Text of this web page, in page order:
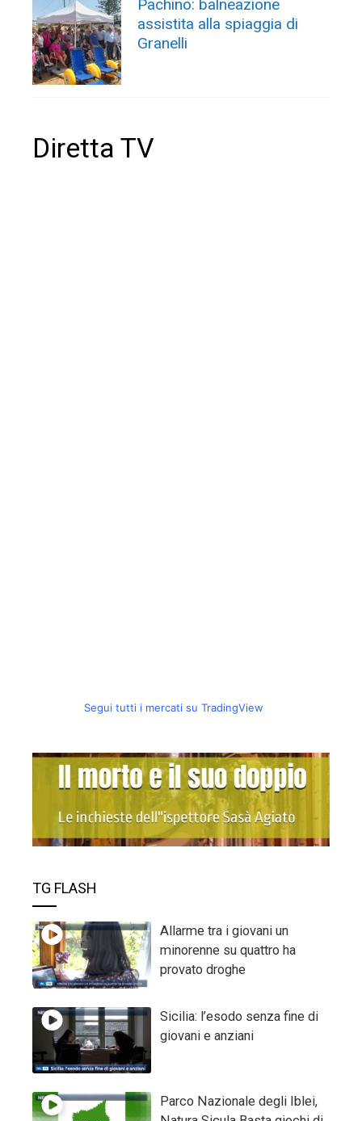
Pachino: balneazione
assistita alla spiaggia di
Granelli
Diretta TV
Segui tutti i mercati su TradingView
TG FLASH
Allarme tra i giovani un
minorenne su quattro ha
provato droghe
Sicilia: l’esodo senza fine di
giovani e anziani
Parco Nazionale degli Iblei,